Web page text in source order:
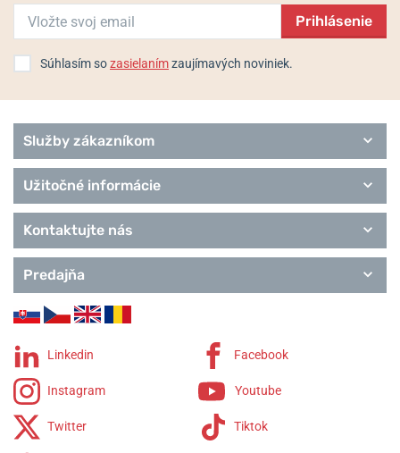
Prihlásenie
Súhlasím sozasielanímzaujímavých noviniek.
Služby zákazníkom
Užitočné informácie
Kontaktujte nás
Predajňa
Linkedin Facebook
Instagram Youtube
Twitter Tiktok